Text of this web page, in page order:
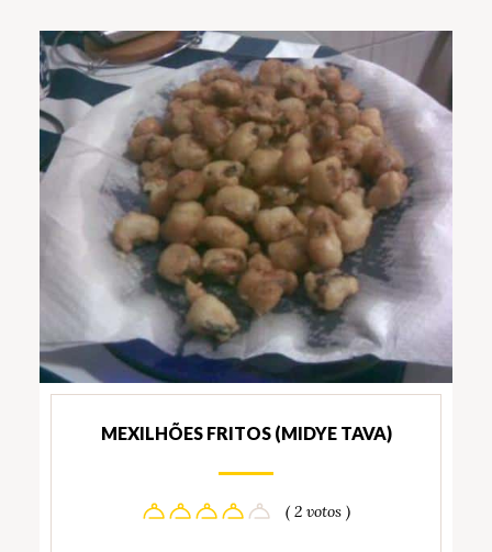
MEXILHÕES FRITOS (MIDYE TAVA)
( 2 votos )